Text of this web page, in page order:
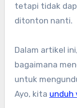
tetapi tidak
ditonton nanti.
Dalam artikel
bagaimana
untuk
Ayo, kita unduh